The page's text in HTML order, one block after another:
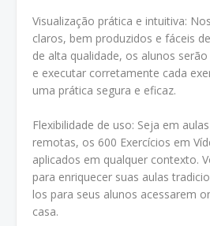
Visualização prática e intuitiva:
claros, bem produzidos e fáceis
de alta qualidade, os alunos
e executar corretamente cada
uma prática segura e eficaz.
Flexibilidade de uso: Seja em
remotas, os 600 Exercícios em
aplicados em qualquer contexto.
para enriquecer suas aulas
los para seus alunos acessarem
casa.